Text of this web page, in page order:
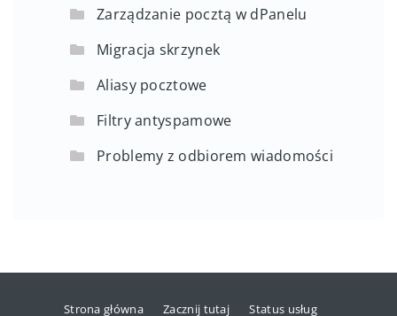
Zarządzanie pocztą w dPanelu
Migracja skrzynek
Aliasy pocztowe
Filtry antyspamowe
Problemy z odbiorem wiadomości
Strona główna Zacznij tutaj Status usług